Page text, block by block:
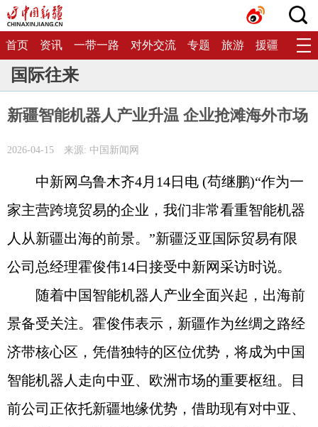
首页 资讯 一带一路 对外交流 专题 旅游 援疆 生态
国际往来
新疆智能机器人产业升温 企业抢滩海外市场
2026-04-15 来源: 中国新闻网
中新网乌鲁木齐4月14日电 (苟继鹏)“作为一
家主营跨境贸易的企业，我们非常看重智能机器
人从新疆出海的前景。”新疆泛亚国际贸易有限
公司总经理霍俊伟14日接受中新网采访时说。
随着中国智能机器人产业全面兴起，出海前
景备受关注。霍俊伟表示，新疆作为丝绸之路经
济带核心区，凭借独特的区位优势，将成为中国
智能机器人走向中亚、欧洲市场的重要枢纽。目
前公司正依托新疆地缘优势，借助现有对中亚、